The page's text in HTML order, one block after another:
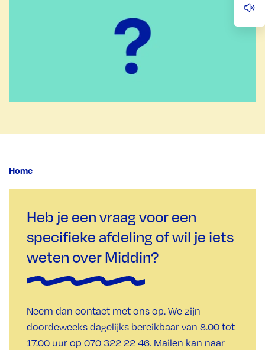
Home
Heb je een vraag voor een
specifieke afdeling of wil je iets
weten over Middin?
Neem dan contact met ons op. We zijn
doordeweeks dagelijks bereikbaar van 8.00 tot
17.00 uur op 070 322 22 46. Mailen kan naar